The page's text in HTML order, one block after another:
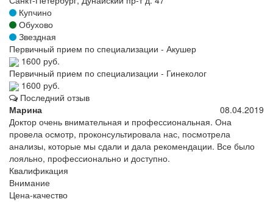
Купчино
Обухово
Звездная
Первичный прием по специализации - Акушер
1600 руб.
Первичный прием по специализации - Гинеколог
1600 руб.
Последний отзыв
Марина
08.04.2019
Доктор очень внимательная и профессиональная. Она
провела осмотр, проконсультировала нас, посмотрела
анализы, которые мы сдали и дала рекомендации. Все было
лояльно, профессионально и доступно.
Квалификация
Внимание
Цена-качество